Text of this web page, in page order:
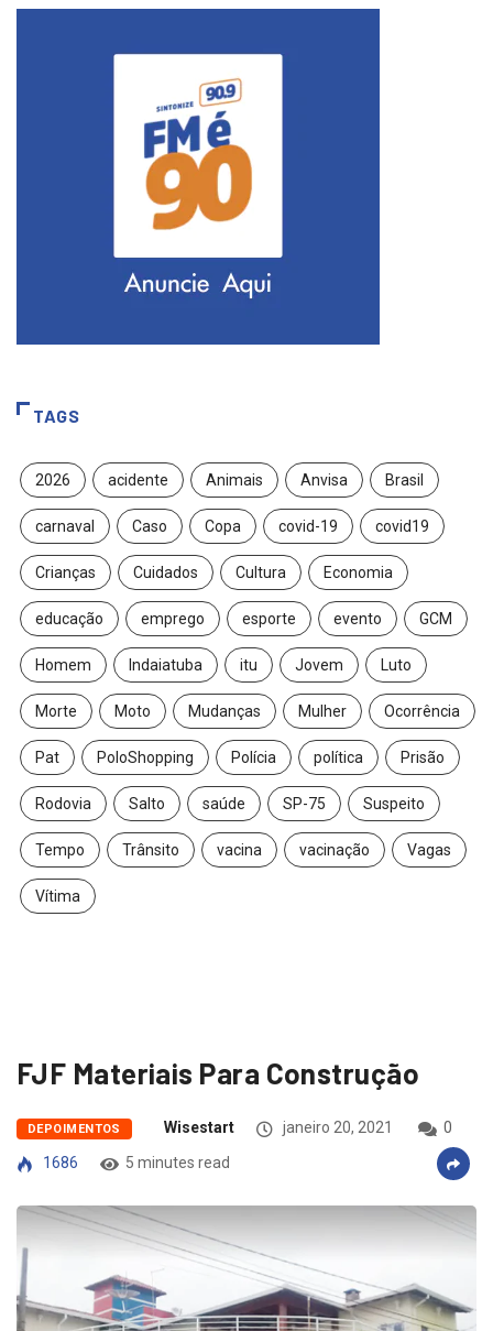
TAGS
2026 acidente Animais Anvisa Brasil
carnaval Caso Copa covid-19 covid19
Crianças Cuidados Cultura Economia
educação emprego esporte evento GCM
Homem Indaiatuba itu Jovem Luto
Morte Moto Mudanças Mulher Ocorrência
Pat PoloShopping Polícia política Prisão
Rodovia Salto saúde SP-75 Suspeito
Tempo Trânsito vacina vacinação Vagas
Vítima
FJF Materiais Para Construção
DEPOIMENTOS Wisestart janeiro 20, 2021
0
1686
5 minutes read